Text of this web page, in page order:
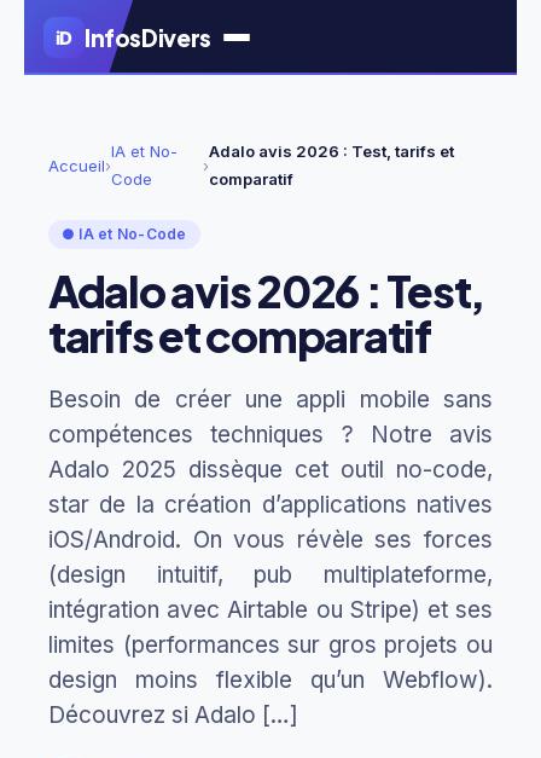
Aller
contenu
iD InfosDivers
Accueil›
IA et No-
Code
›
Adalo avis 2026 : Test, tarifs et
comparatif
● IA et No-Code
Adalo avis 2026 : Test,
tarifs et comparatif
Besoin de créer une appli mobile sans
compétences techniques ? Notre avis
Adalo 2025 dissèque cet outil no-code,
star de la création d’applications natives
iOS/Android. On vous révèle ses forces
(design intuitif, pub multiplateforme,
intégration avec Airtable ou Stripe) et ses
limites (performances sur gros projets ou
design moins flexible qu’un Webflow).
Découvrez si Adalo […]